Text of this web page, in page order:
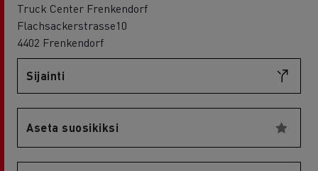
Truck Center Frenkendorf
Flachsackerstrasse10
4402 Frenkendorf
Sijainti
Aseta suosikiksi